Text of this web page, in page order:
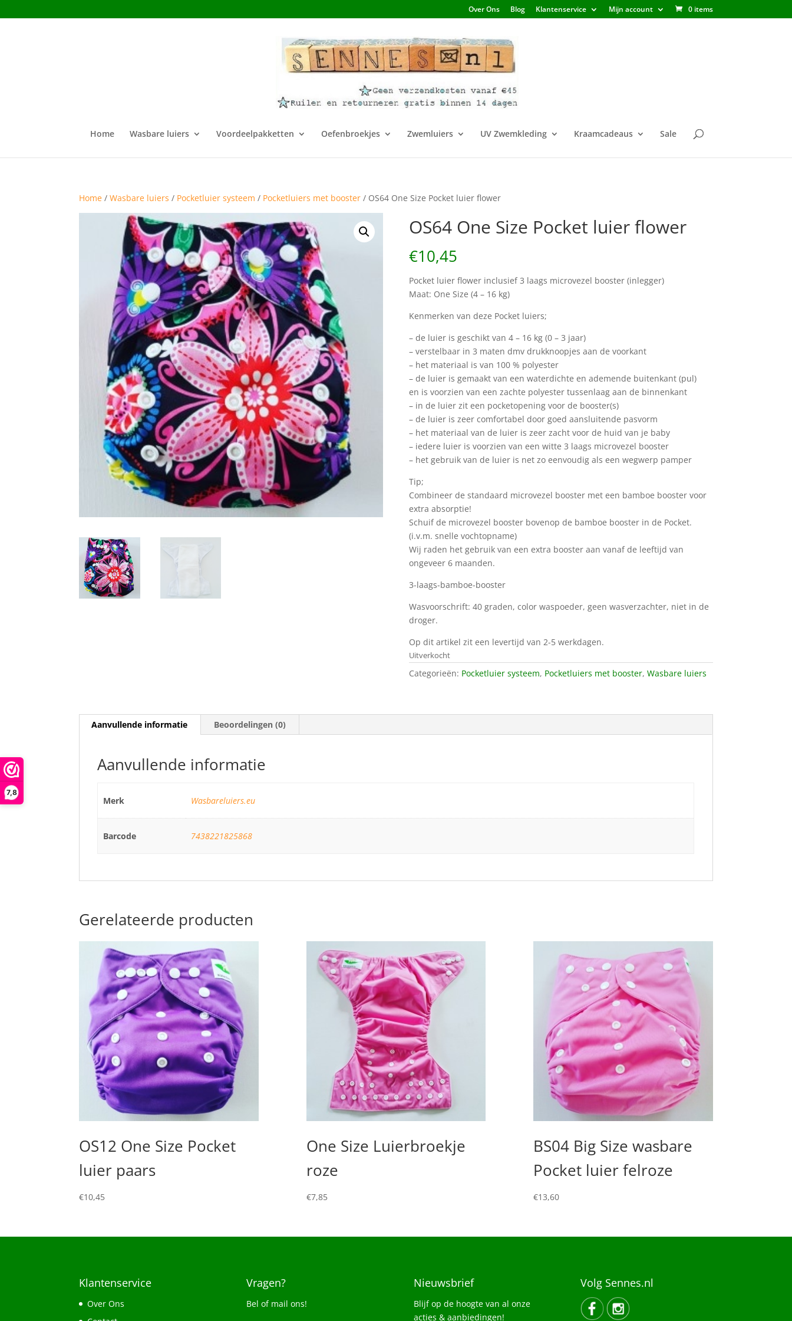
7,8
Over Ons Blog Klantenservice Mijn account 0 items
Home Wasbare luiers Voordeelpakketten Oefenbroekjes Zwemluiers UV Zwemkleding Kraamcadeaus Sale
Home /Wasbare luiers / Pocketluier systeem / Pocketluiers met booster / OS64 One Size Pocket luier flower
OS64 One Size Pocket luier flower
€10,45
Pocket luier flower inclusief 3 laags microvezel booster (inlegger)
Maat: One Size (4 – 16 kg)
Kenmerken van deze Pocket luiers;
– de luier is geschikt van 4 – 16 kg (0 – 3 jaar)
– verstelbaar in 3 maten dmv drukknoopjes aan de voorkant
– het materiaal is van 100 % polyester
– de luier is gemaakt van een waterdichte en ademende buitenkant (pul)
en is voorzien van een zachte polyester tussenlaag aan de binnenkant
– in de luier zit een pocketopening voor de booster(s)
– de luier is zeer comfortabel door goed aansluitende pasvorm
– het materiaal van de luier is zeer zacht voor de huid van je baby
– iedere luier is voorzien van een witte 3 laags microvezel booster
– het gebruik van de luier is net zo eenvoudig als een wegwerp pamper
Tip;
Combineer de standaard microvezel booster met een bamboe booster voor
extra absorptie!
Schuif de microvezel booster bovenop de bamboe booster in de Pocket.
(i.v.m. snelle vochtopname)
Wij raden het gebruik van een extra booster aan vanaf de leeftijd van
ongeveer 6 maanden.
3-laags-bamboe-booster
Wasvoorschrift: 40 graden, color waspoeder, geen wasverzachter, niet in de
droger.
Op dit artikel zit een levertijd van 2-5 werkdagen.
Uitverkocht
Categorieën: Pocketluier systeem, Pocketluiers met booster, Wasbare luiers
Aanvullende informatie Beoordelingen (0)
Aanvullende informatie
Merk Wasbareluiers.eu
Barcode 7438221825868
Gerelateerde producten
OS12 One Size Pocket
luier paars
€10,45
One Size Luierbroekje
roze
€7,85
BS04 Big Size wasbare
Pocket luier felroze
€13,60
Klantenservice
Over Ons
Vragen?
Bel of mail ons!
Nieuwsbrief
Blijf op de hoogte van al onze
acties & aanbiedingen!
Volg Sennes.nl